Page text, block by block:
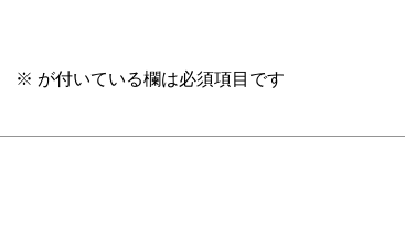
※ が付いている欄は必須項目です